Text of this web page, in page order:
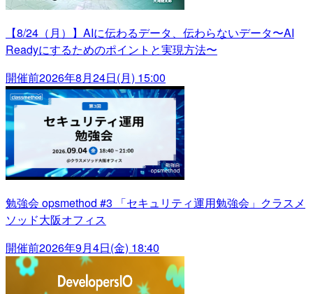
【8/24（月）】AIに伝わるデータ、伝わらないデータ〜AI
Readyにするためのポイントと実現方法〜
開催前2026年8月24日(月) 15:00
勉強会 opsmethod #3 「セキュリティ運用勉強会」クラスメ
ソッド大阪オフィス
開催前2026年9月4日(金) 18:40